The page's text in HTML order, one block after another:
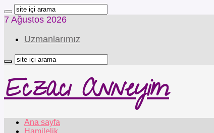
7 Ağustos 2026
Uzmanlarımız
Eczacı Anneyim
Ana sayfa